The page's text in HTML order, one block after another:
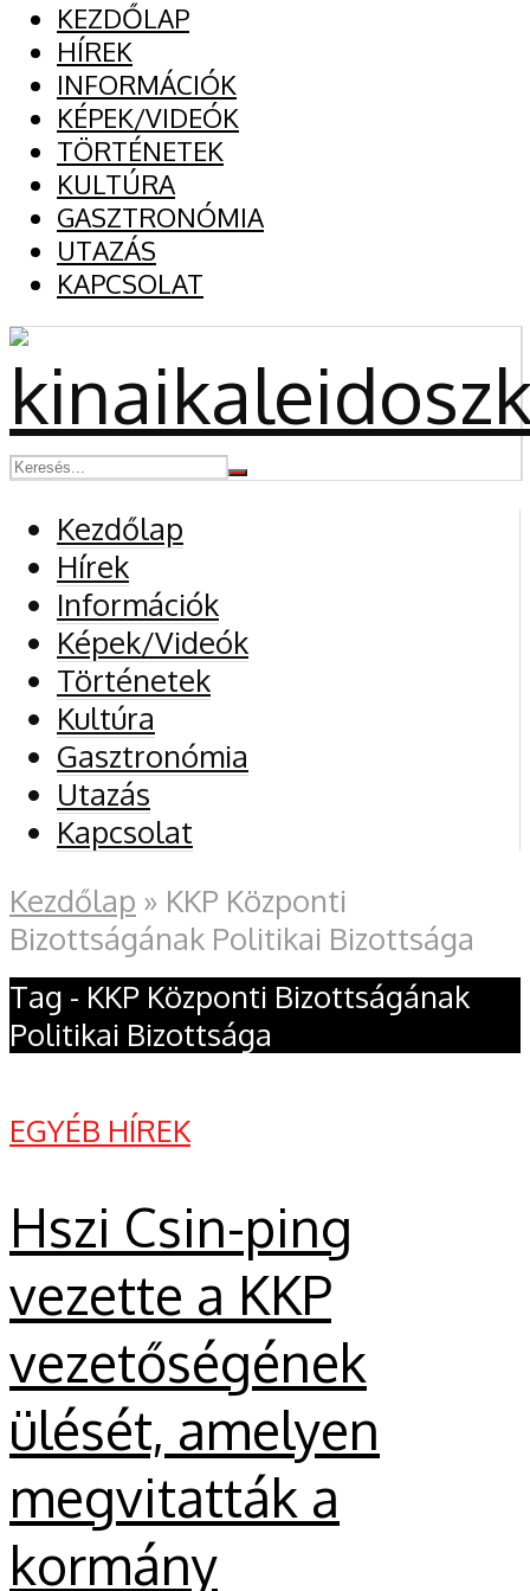
KEZDŐLAP
HÍREK
INFORMÁCIÓK
KÉPEK/VIDEÓK
TÖRTÉNETEK
KULTÚRA
GASZTRONÓMIA
UTAZÁS
KAPCSOLAT
Kezdőlap
Hírek
Információk
Képek/Videók
Történetek
Kultúra
Gasztronómia
Utazás
Kapcsolat
Kezdőlap » KKP Központi
Bizottságának Politikai Bizottsága
Tag - KKP Központi Bizottságának
Politikai Bizottsága
EGYÉB HÍREK
Hszi Csin-ping
vezette a KKP
vezetőségének
ülését, amelyen
megvitatták a
kormány